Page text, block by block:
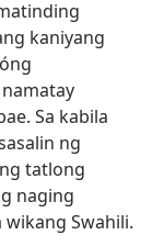
kaniyang
Sa kabila
ng
tatlong
naging
Swahili.